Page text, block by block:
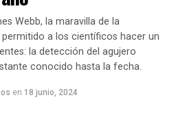
Webb, la maravilla de la
a los científicos hacer un
la detección del agujero
conocido hasta la fecha.
en 18 junio, 2024